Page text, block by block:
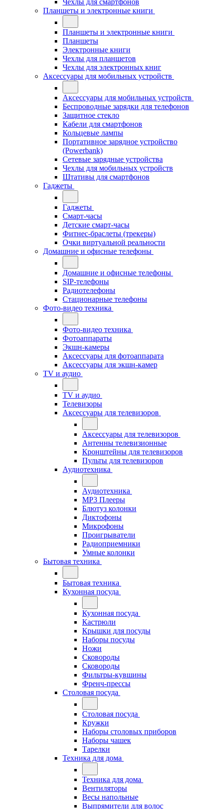
Чехлы для смартфонов
Планшеты и электронные книги
Планшеты и электронные книги
Планшеты
Электронные книги
Чехлы для планшетов
Чехлы для электронных книг
Аксессуары для мобильных устройств
Аксессуары для мобильных устройств
Беспроводные зарядки для телефонов
Защитное стекло
Кабели для смартфонов
Кольцевые лампы
Портативное зарядное устройство
(Powerbank)
Сетевые зарядные устройства
Чехлы для мобильных устройств
Штативы для смартфонов
Гаджеты
Гаджеты
Смарт-часы
Детские смарт-часы
Фитнес-браслеты (трекеры)
Очки виртуальной реальности
Домашние и офисные телефоны
Домашние и офисные телефоны
SIP-телефоны
Радиотелефоны
Стационарные телефоны
Фото-видео техника
Фото-видео техника
Фотоаппараты
Экшн-камеры
Аксессуары для фотоаппарата
Аксессуары для экшн-камер
TV и аудио
TV и аудио
Телевизоры
Аксессуары для телевизоров
Аксессуары для телевизоров
Антенны телевизионные
Кронштейны для телевизоров
Пульты для телевизоров
Аудиотехника
Аудиотехника
MP3 Плееры
Блютуз колонки
Диктофоны
Микрофоны
Проигрыватели
Радиоприемники
Умные колонки
Бытовая техника
Бытовая техника
Кухонная посуда
Кухонная посуда
Кастрюли
Крышки для посуды
Наборы посуды
Ножи
Сковороды
Сковороды
Фильтры-кувшины
Френч-прессы
Столовая посуда
Столовая посуда
Кружки
Наборы столовых приборов
Наборы чашек
Тарелки
Техника для дома
Техника для дома
Вентиляторы
Весы напольные
Выпрямители для волос